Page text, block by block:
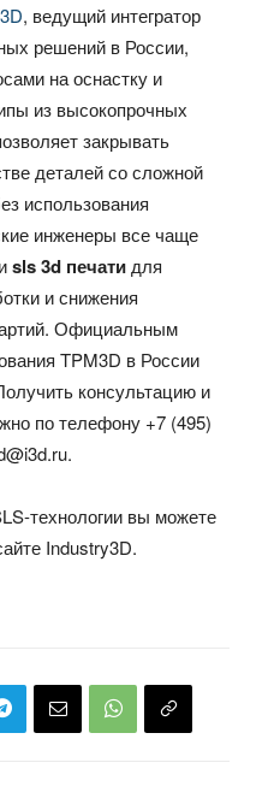
, ведущий интегратор
решений в России,
на оснастку и
из высокопрочных
закрывать
деталей со сложной
использования
инженеры все чаще
sls 3d печати для
и снижения
Официальным
TPM3D в России
консультацию и
по телефону +7 (495)
технологии вы можете
Industry3D.